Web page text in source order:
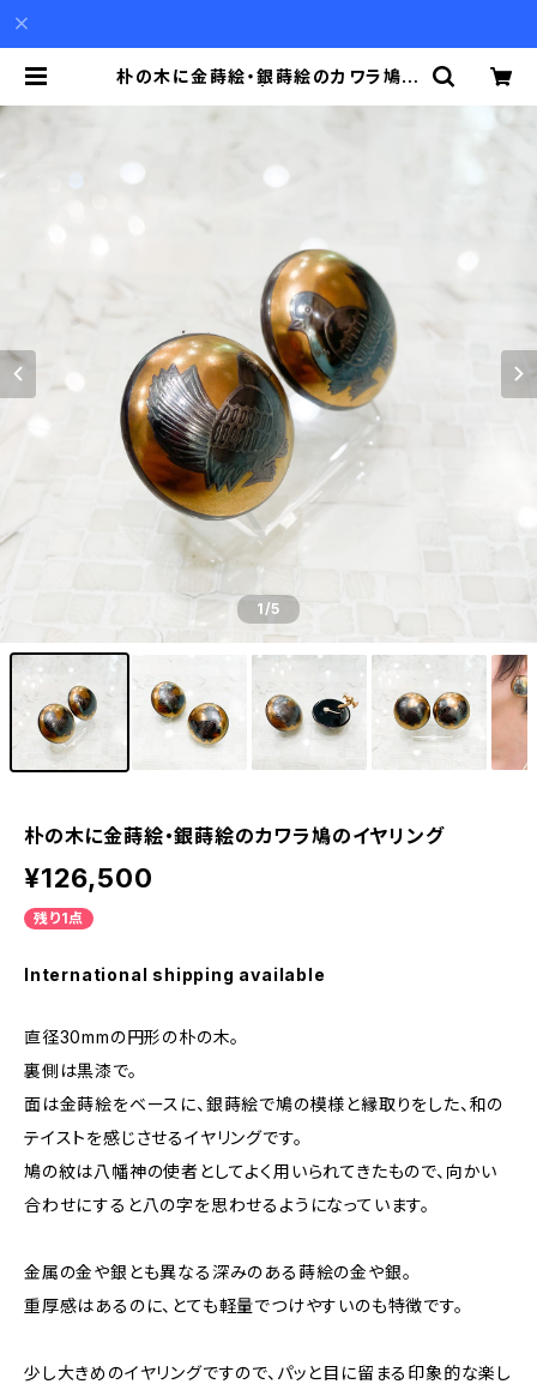
朴の木に金蒔絵・銀蒔絵のカワラ鳩の
1/5
朴の木に金蒔絵・銀蒔絵のカワラ鳩のイヤリング
¥126,500
残り1点
International shipping available
直径30mmの円形の朴の木。
裏側は黒漆で。
面は金蒔絵をベースに、銀蒔絵で鳩の模様と縁取りをした、和の
テイストを感じさせるイヤリングです。
鳩の紋は八幡神の使者としてよく用いられてきたもので、向かい
合わせにすると八の字を思わせるようになっています。
金属の金や銀とも異なる深みのある蒔絵の金や銀。
重厚感はあるのに、とても軽量でつけやすいのも特徴です。
少し大きめのイヤリングですので、パッと目に留まる印象的な楽し